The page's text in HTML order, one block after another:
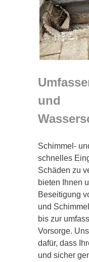
und
Schimmel-
schnelles
Schäden zu
bieten Ihnen
Beseitigung
und
bis zur
Vorsorge.
dafür, dass
und sicher